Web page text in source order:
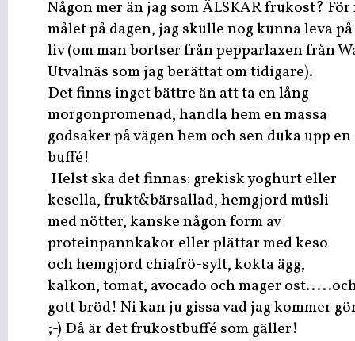
Någon mer än jag som ÄLSKAR frukost?
målet på dagen, jag skulle nog kunna leva
liv (om man bortser från pepparlaxen från
Utvalnäs som jag berättat om tidigare).
Det finns inget bättre än att ta en lång
morgonpromenad, handla hem en massa
godsaker på vägen hem och sen duka upp en
buffé!
Helst ska det finnas: grekisk yoghurt eller
kesella, frukt&bärsallad, hemgjord müsli
med nötter, kanske någon form av
proteinpannkakor eller plättar med keso
och hemgjord chiafrö-sylt, kokta ägg,
kalkon, tomat, avocado och mager
gott bröd! Ni kan ju gissa vad jag kommer
;-) Då är det frukostbuffé som gäller!